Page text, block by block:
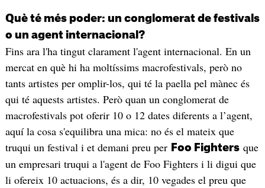
Què té més poder: un conglomerat de festivals
o un agent internacional?
Fins ara l'ha tingut clarament l'agent internacional. En un
mercat en què hi ha moltíssims macrofestivals, però no
tants artistes per omplir-los, qui té la paella pel mànec és
qui té aquests artistes. Però quan un conglomerat de
macrofestivals pot oferir 10 o 12 dates diferents a l’agent,
aquí la cosa s'equilibra una mica: no és el mateix que
truqui un festival i et demani preu per Foo Fightersque
un empresari truqui a l'agent de Foo Fighters i li digui que
li ofereix 10 actuacions, és a dir, 10 vegades el preu que